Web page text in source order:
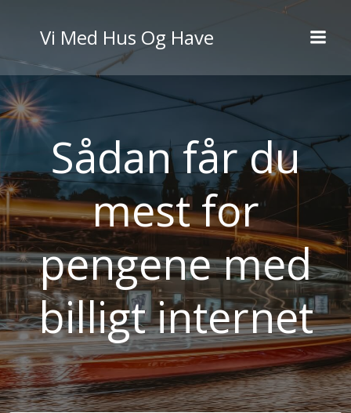
til
indhold
Vi Med Hus Og Have
Sådan får du
mest for
pengene med
billigt internet